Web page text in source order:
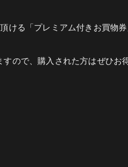
ける「プレミアム付きお買物
ので、購入された方はぜひ